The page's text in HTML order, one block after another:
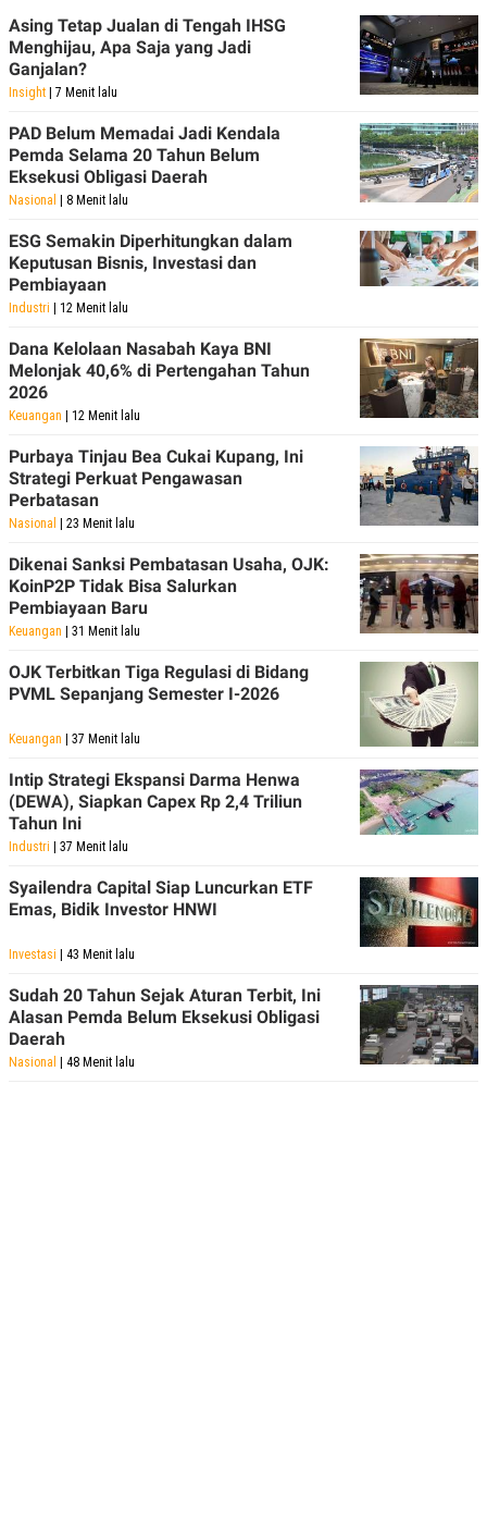
Asing Tetap Jualan di Tengah IHSG
Menghijau, Apa Saja yang Jadi
Ganjalan?
Insight | 7 Menit lalu
PAD Belum Memadai Jadi Kendala
Pemda Selama 20 Tahun Belum
Eksekusi Obligasi Daerah
Nasional | 8 Menit lalu
ESG Semakin Diperhitungkan dalam
Keputusan Bisnis, Investasi dan
Pembiayaan
Industri | 12 Menit lalu
Dana Kelolaan Nasabah Kaya BNI
Melonjak 40,6% di Pertengahan Tahun
2026
Keuangan | 12 Menit lalu
Purbaya Tinjau Bea Cukai Kupang, Ini
Strategi Perkuat Pengawasan
Perbatasan
Nasional | 23 Menit lalu
Dikenai Sanksi Pembatasan Usaha, OJK:
KoinP2P Tidak Bisa Salurkan
Pembiayaan Baru
Keuangan | 31 Menit lalu
OJK Terbitkan Tiga Regulasi di Bidang
PVML Sepanjang Semester I-2026
Keuangan | 37 Menit lalu
Intip Strategi Ekspansi Darma Henwa
(DEWA), Siapkan Capex Rp 2,4 Triliun
Tahun Ini
Industri | 37 Menit lalu
Syailendra Capital Siap Luncurkan ETF
Emas, Bidik Investor HNWI
Investasi | 43 Menit lalu
Sudah 20 Tahun Sejak Aturan Terbit, Ini
Alasan Pemda Belum Eksekusi Obligasi
Daerah
Nasional | 48 Menit lalu